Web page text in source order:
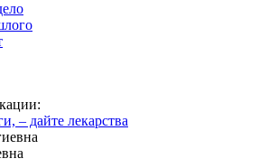
– дайте лекарства